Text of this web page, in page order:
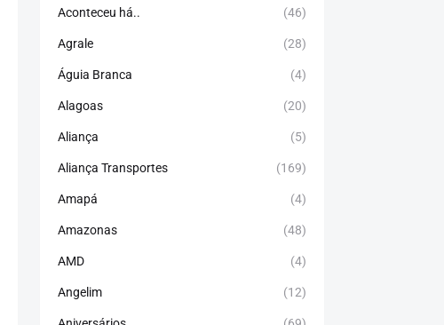
Aconteceu há.. (46)
Agrale (28)
Águia Branca (4)
Alagoas (20)
Aliança (5)
Aliança Transportes (169)
Amapá (4)
Amazonas (48)
AMD (4)
Angelim (12)